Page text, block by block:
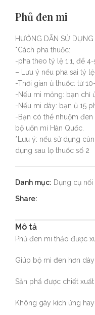
Phủ đen mi
HƯỚNG DẪN SỬ
*Cách pha thuốc:
-pha theo tỷ lệ 1:1, để
– Lưu ý nếu pha sai tỷ
-Thời gian ủ thuốc: từ
-Nếu mi mỏng: bạn chỉ
-Nếu mi dày: bạn ủ 15
-Bạn có thể nhuộm
bộ uốn mi Hàn Quốc.
*Lưu ý: nếu sử dụng
dụng sau lọ thuốc số 2
Danh mục: Dụng cụ nối
Share:
Mô tả
Phủ đen mi thảo được
Giúp bộ mi đen hơn
Sản phẩ được chiết
Không gây kích ứng